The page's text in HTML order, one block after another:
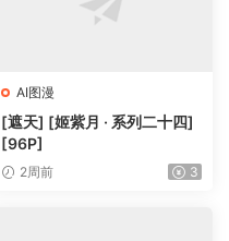
AI图漫
[遮天] [姬紫月 · 系列二十四]
[96P]
2周前 3